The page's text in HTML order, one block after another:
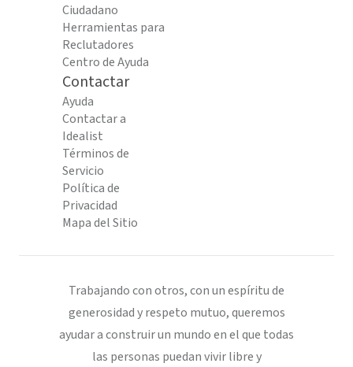
Ciudadano
Herramientas para
Reclutadores
Centro de Ayuda
Contactar
Ayuda
Contactar a
Idealist
Términos de
Servicio
Política de
Privacidad
Mapa del Sitio
Trabajando con otros, con un espíritu de
generosidad y respeto mutuo, queremos
ayudar a construir un mundo en el que todas
las personas puedan vivir libre y